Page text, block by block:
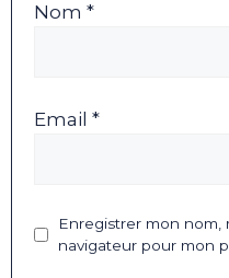
Nom *
Email *
Enregistrer mon nom,
navigateur pour mon